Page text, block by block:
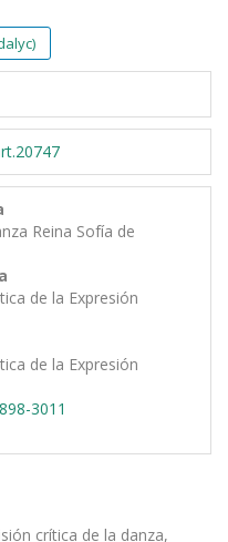
Reina Sofía de
de la Expresión
de la Expresión
3011
crítica de la danza,